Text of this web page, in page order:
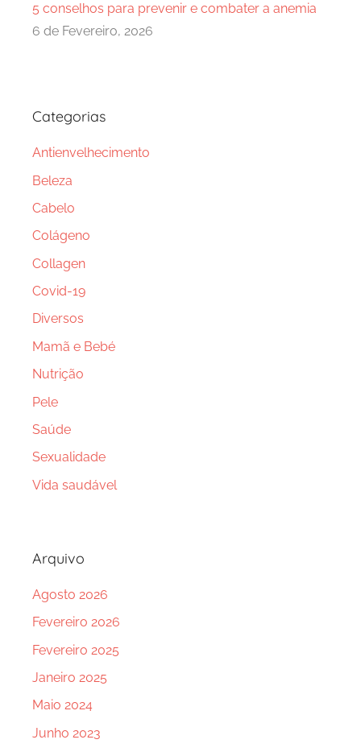
5 conselhos para prevenir e combater a anemia
6 de Fevereiro, 2026
Categorias
Antienvelhecimento
Beleza
Cabelo
Colágeno
Collagen
Covid-19
Diversos
Mamã e Bebé
Nutrição
Pele
Saúde
Sexualidade
Vida saudável
Arquivo
Agosto 2026
Fevereiro 2026
Fevereiro 2025
Janeiro 2025
Maio 2024
Junho 2023